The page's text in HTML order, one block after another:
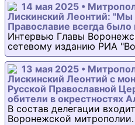
14 мая 2025 •
Лискинский Леонтий: "Мы
Православие всегда
Интервью Главы
сетевому изданию РИА
13 мая 2025 •
Лискинский Леонтий с
Русской Православной
обители в окрестностях
В состав делегации
Воронежской митрополии.